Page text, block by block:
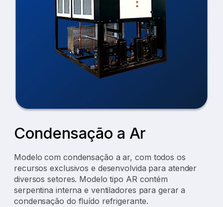
Condensação a Ar
Modelo com condensação a ar, com todos os
recursos exclusivos e desenvolvida para atender
diversos setores. Modelo tipo AR contém
serpentina interna e ventiladores para gerar a
condensação do fluído refrigerante.